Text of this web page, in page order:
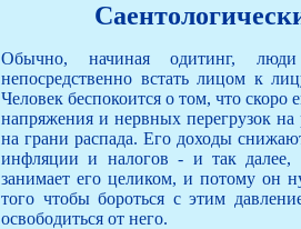
Обычно, начиная одитинг,
непосредственно встать лицом к
Человек беспокоится о том, что
напряжения и нервных перегрузок
на грани распада. Его доходы
инфляции и налогов - и так далее,
занимает его целиком, и потому он
того чтобы бороться с этим
освободиться от него.